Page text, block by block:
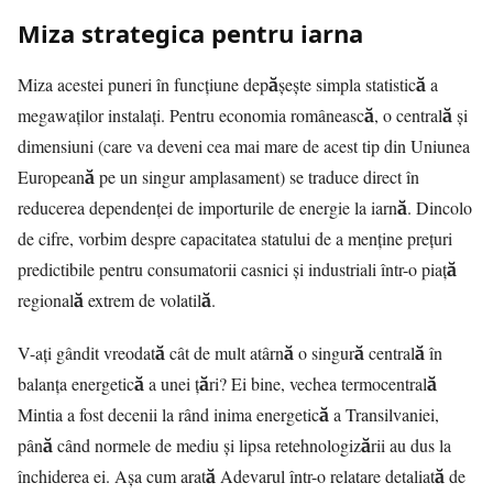
Miza strategica pentru iarna
Miza acestei puneri în funcțiune depășește simpla statistică a
megawaților instalați. Pentru economia românească, o centrală și
dimensiuni (care va deveni cea mai mare de acest tip din Uniunea
Europeană pe un singur amplasament) se traduce direct în
reducerea dependenței de importurile de energie la iarnă. Dincolo
de cifre, vorbim despre capacitatea statului de a menține prețuri
predictibile pentru consumatorii casnici și industriali într-o piață
regională extrem de volatilă.
V-ați gândit vreodată cât de mult atârnă o singură centrală în
balanța energetică a unei țări? Ei bine, vechea termocentrală
Mintia a fost decenii la rând inima energetică a Transilvaniei,
până când normele de mediu și lipsa retehnologizării au dus la
închiderea ei. Așa cum arată Adevarul într-o relatare detaliată de